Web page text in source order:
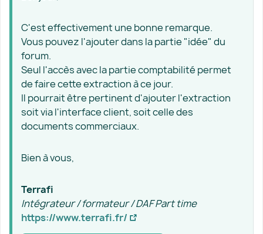
C'est effectivement une bonne remarque.
Vous pouvez l'ajouter dans la partie "idée" du
forum.
Seul l'accès avec la partie comptabilité permet
de faire cette extraction à ce jour.
Il pourrait être pertinent d'ajouter l'extraction
soit via l'interface client, soit celle des
documents commerciaux.
Bien à vous,
Terrafi
Intégrateur / formateur / DAF Part time
https://www.terrafi.fr/